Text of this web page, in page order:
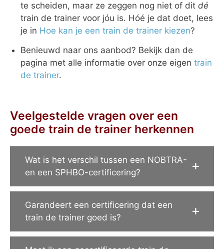
te scheiden, maar ze zeggen nog niet of dit dé
train de trainer voor jóu is. Hóé je dat doet, lees
je in Hoe kan je een train de trainer kiezen?
Benieuwd naar ons aanbod? Bekijk dan de
pagina met alle informatie over onze eigen train
de trainer.
Veelgestelde vragen over een
goede train de trainer herkennen
Wat is het verschil tussen een NOBTRA-
en een SPHBO-certificering?
Garandeert een certificering dat een
train de trainer goed is?